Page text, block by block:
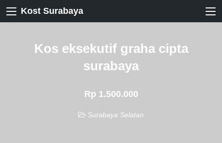
Kost Surabaya
Kos eksekutif graha cipta
surabaya
Rp 1.500.000
Surabaya Selatan